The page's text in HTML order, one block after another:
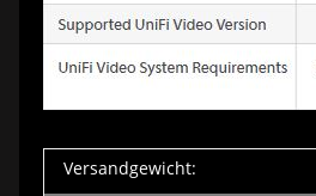
Versandgewicht: